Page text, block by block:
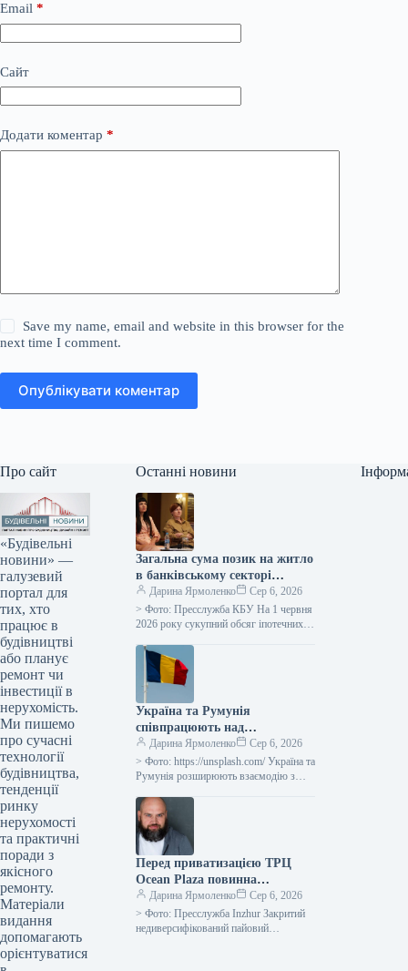
Email *
Сайт
Додати коментар *
Save my name, email and website in this browser for the
next time I comment.
Опублікувати коментар
Про сайт
«Будівельні
новини» —
галузевий
портал для
тих, хто
працює в
будівництві
або планує
ремонт чи
інвестиції в
нерухомість.
Ми пишемо
про сучасні
технології
будівництва,
тенденції
ринку
нерухомості
та практичні
поради з
якісного
ремонту.
Матеріали
видання
допомагають
орієнтуватися
Останні новини
Загальна сума позик на житло
в банківському секторі
досягла 50 мільярдів гривень.
Дарина Ярмоленко
Сер 6, 2026
> Фото: Пресслужба КБУ На 1 червня
2026 року сукупний обсяг іпотечних
мільярдів гривень,…
Україна та Румунія
співпрацюють над
збільшенням логістичного
потенціалу порту Констанца
Дарина Ярмоленко
Сер 6, 2026
> Фото: https://unsplash.com/ Україна та
Румунія розширюють взаємодію з
вітчизняної агропродукції через
румунську гавань Констанца, яка
трансформувалася…
Перед приватизацією ТРЦ
Ocean Plaza повинна
відбутися процедура
вилучення активів за
позикою – експертна думка
Дарина Ярмоленко
Сер 6, 2026
> Фото: Пресслужба Inzhur Закритий
недиверсифікований пайовий